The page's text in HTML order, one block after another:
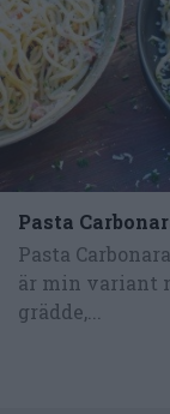
Pasta
Pasta
är min variant
grädde,...